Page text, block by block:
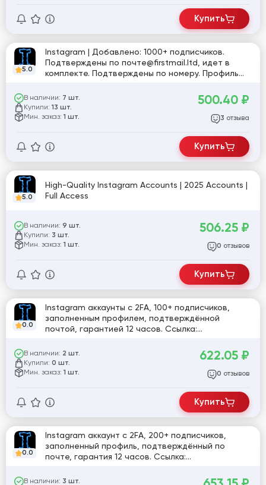
Купить
5.0
Instagram | Добавлено: 1000+ подписчиков.
Подтверждены по почте@firstmail.ltd, идет в
комплекте. Подтверждены по номеру. Профиль
аутентификация. Страна регистрации: MIX.
В наличии: 7 шт.
Купили: 13 шт.
Мин. заказ: 1 шт.
500.40 ₽
3 отзыва
Купить
5.0
High-Quality Instagram Accounts | 2025 Accounts |
Full Access
В наличии: 9 шт.
Купили: 3 шт.
Мин. заказ: 1 шт.
506.25 ₽
0 отзывов
Купить
0.0
Instagram аккаунты с 2FA, 100+ подписчиков,
заполненным профилем, подтверждённой
почтой, гарантией 12 часов. Ссылка:
В наличии: 2 шт.
Купили: 0 шт.
Мин. заказ: 1 шт.
622.05 ₽
0 отзывов
Купить
0.0
Instagram аккаунт с 2FA, 200+ подписчиков,
заполненный профиль, подтверждённый по
почте, гарантия 12 часов. Ссылка:
В наличии: 3 шт.